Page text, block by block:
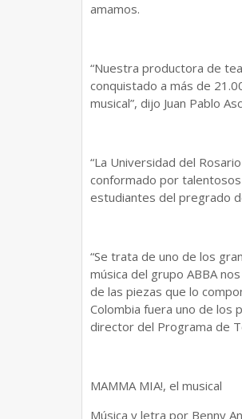
amamos.
“Nuestra productora de
conquistado a más de
musical”, dijo Juan Pablo
“La Universidad del
conformado por
estudiantes del pregrado
“Se trata de uno de los
música del grupo ABBA
de las piezas que lo
Colombia fuera uno de los
director del Programa de
MAMMA MIA!, el musical
Música y letra por Benny